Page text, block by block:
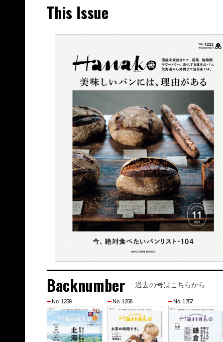
This Issue
Backnumber 過去の号はこちらから
No. 1259 No. 1258 No. 1257